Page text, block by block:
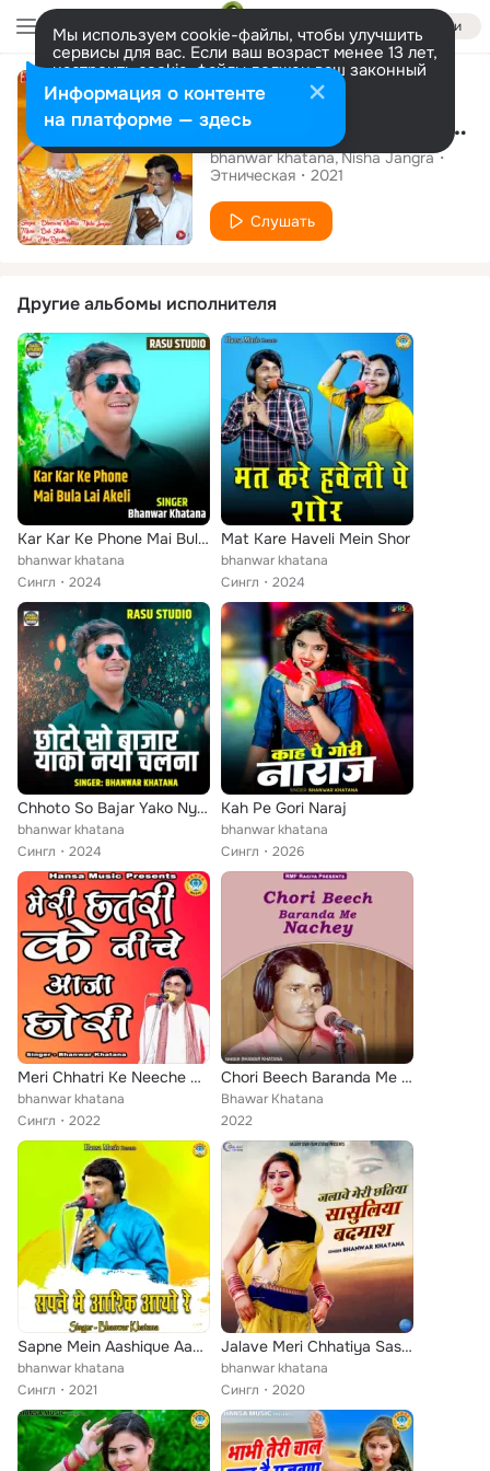
Войти
Мы используем cookie-файлы, чтобы улучшить
сервисы для вас. Если ваш возраст менее 13 лет,
настроить cookie-файлы должен ваш законный
представитель. Больше информации
Разрешить все Настроить
Сингл
Tera Lehanga - Single
bhanwar khatana Nisha Jangra
Этническая
2021
Слушать
Другие альбомы исполнителя
Kar Kar Ke Phone Mai Bula Lai Akeli
bhanwar khatana
Сингл
2024
Mat Kare Haveli Mein Shor
bhanwar khatana
Сингл
2024
Chhoto So Bajar Yako Nya Chalna
bhanwar khatana
Сингл
2024
Kah Pe Gori Naraj
bhanwar khatana
Сингл
2026
Meri Chhatri Ke Neeche Aaja Chhori
bhanwar khatana
Сингл
2022
Chori Beech Baranda Me Nachey
Bhawar Khatana
2022
Sapne Mein Aashique Aayo Re
bhanwar khatana
Сингл
2021
Jalave Meri Chhatiya Sasuliya Badmaash - Single
bhanwar khatana
Сингл
2020
Информация о контенте
на платформе — здесь